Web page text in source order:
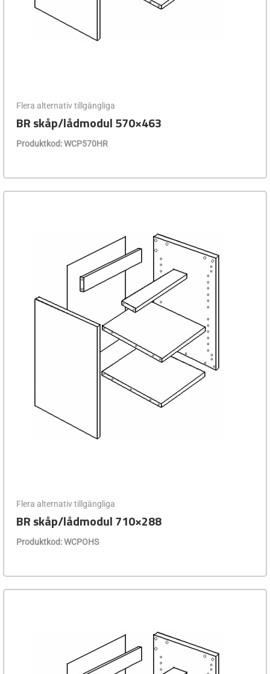
Flera alternativ tillgängliga
BR skåp/lådmodul 570×463
Produktkod: WCP570HR
Flera alternativ tillgängliga
BR skåp/lådmodul 710×288
Produktkod: WCPOHS